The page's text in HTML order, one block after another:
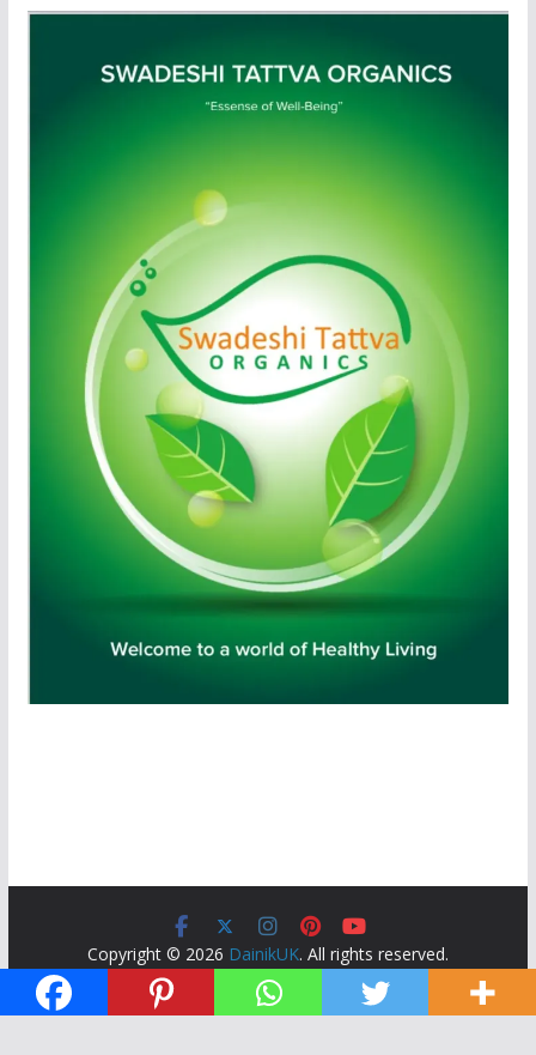
Copyright © 2026 DainikUK. All rights reserved.
Theme:
ColorMag by ThemeGrill. Powered by WordPress.